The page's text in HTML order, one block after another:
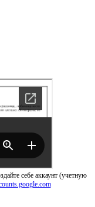
себе аккаунт (учетную